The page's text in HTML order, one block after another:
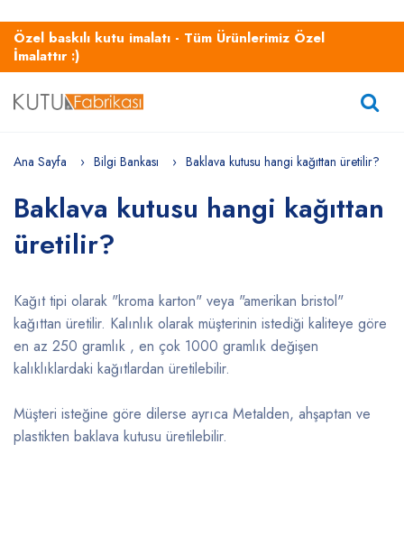
Özel baskılı kutu imalatı - Tüm Ürünlerimiz Özel
İmalattır :)
Ana Sayfa Bilgi Bankası Baklava kutusu hangi kağıttan üretilir?
Baklava kutusu hangi kağıttan
üretilir?
Kağıt tipi olarak "kroma karton" veya "amerikan bristol"
kağıttan üretilir. Kalınlık olarak müşterinin istediği kaliteye göre
en az 250 gramlık , en çok 1000 gramlık değişen
kalıklıklardaki kağıtlardan üretilebilir.
Müşteri isteğine göre dilerse ayrıca Metalden, ahşaptan ve
plastikten baklava kutusu üretilebilir.